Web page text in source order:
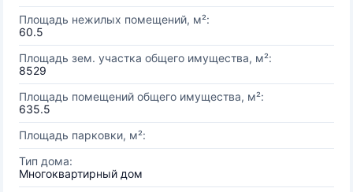
Площадь нежилых помещений, м²:
60.5
Площадь зем. участка общего имущества, м²:
8529
Площадь помещений общего имущества, м²:
635.5
Площадь парковки, м²:
Тип дома:
Многоквартирный дом